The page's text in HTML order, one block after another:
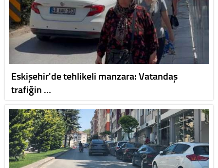
Eskişehir'de tehlikeli manzara: Vatandaş
trafiğin …